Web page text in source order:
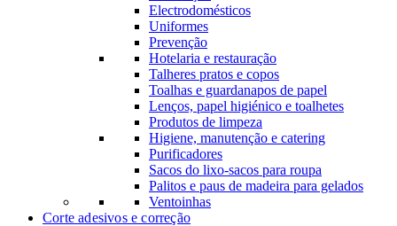
Electrodomésticos
Uniformes
Prevenção
Hotelaria e restauração
Talheres pratos e copos
Toalhas e guardanapos de papel
Lenços, papel higiénico e toalhetes
Produtos de limpeza
Higiene, manutenção e catering
Purificadores
Sacos do lixo-sacos para roupa
Palitos e paus de madeira para gelados
Ventoinhas
Corte adesivos e correção